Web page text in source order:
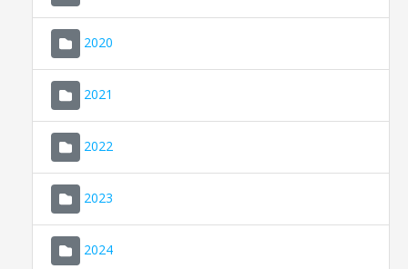
2020
2021
2022
2023
2024